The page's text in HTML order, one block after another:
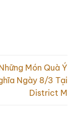
Món Quà Ý
Ngày 8/3 Tại
District M